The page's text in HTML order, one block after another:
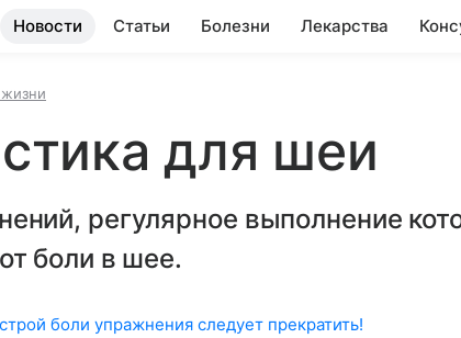
Новости Статьи Болезни Лекарства
для шеи
регулярное выполнение
боли в шее.
боли упражнения следует прекратить!